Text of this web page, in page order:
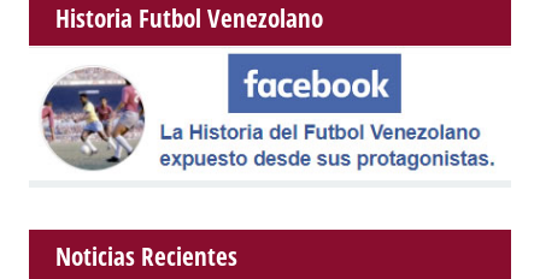
Historia Futbol Venezolano
Noticias Recientes